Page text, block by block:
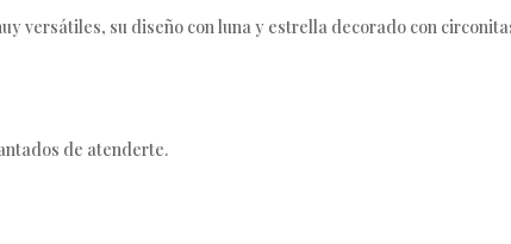
versátiles, su diseño con luna y estrella decorado con
de atenderte.